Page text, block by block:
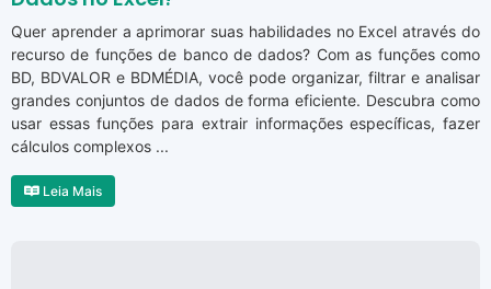
Quer aprender a aprimorar suas habilidades no Excel através do
recurso de funções de banco de dados? Com as funções como
BD, BDVALOR e BDMÉDIA, você pode organizar, filtrar e analisar
grandes conjuntos de dados de forma eficiente. Descubra como
usar essas funções para extrair informações específicas, fazer
cálculos complexos ...
Leia Mais